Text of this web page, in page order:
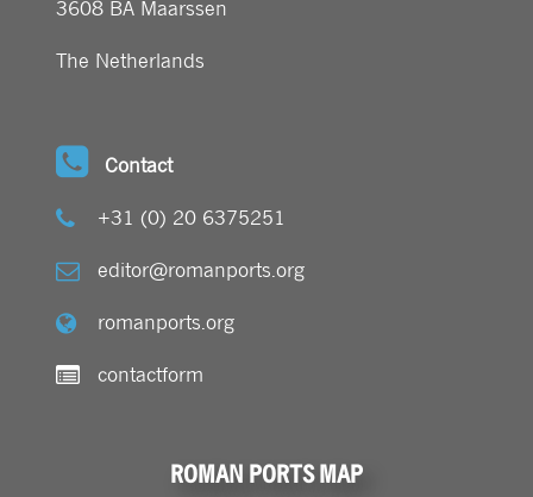
3608 BA Maarssen
The Netherlands
Contact
+31 (0) 20 6375251
editor@romanports.org
romanports.org
contactform
ROMAN PORTS MAP